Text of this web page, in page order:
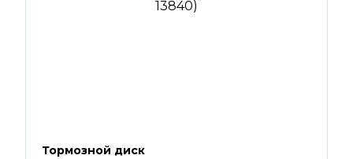
Тормозной диск